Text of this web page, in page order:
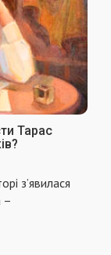
Тарас
з’явилася
–